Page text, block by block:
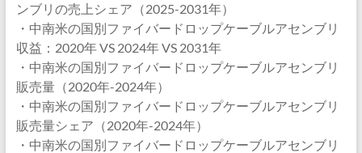
ンブリの売上シェア（2025-2031年）
・中南米の国別ファイバードロップケーブルアセンブリ
収益：2020年 VS 2024年 VS 2031年
・中南米の国別ファイバードロップケーブルアセンブリ
販売量（2020年-2024年）
・中南米の国別ファイバードロップケーブルアセンブリ
販売量シェア（2020年-2024年）
・中南米の国別ファイバードロップケーブルアセンブリ